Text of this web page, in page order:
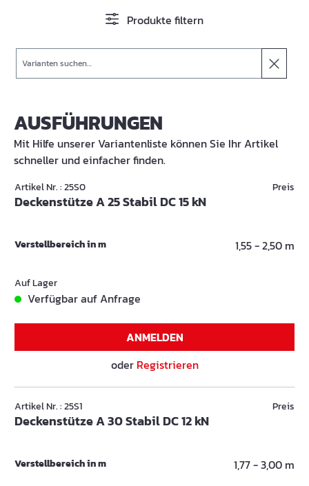
Produkte filtern
AUSFÜHRUNGEN
Mit Hilfe unserer Variantenliste können Sie Ihr Artikel
schneller und einfacher finden.
Artikel Nr. : 25S0
Deckenstütze A 25 Stabil DC 15 kN
Preis
Verstellbereich in m 1,55 - 2,50 m
Auf Lager
Verfügbar auf Anfrage
ANMELDEN
oder Registrieren
Artikel Nr. : 25S1
Deckenstütze A 30 Stabil DC 12 kN
Preis
Verstellbereich in m 1,77 - 3,00 m